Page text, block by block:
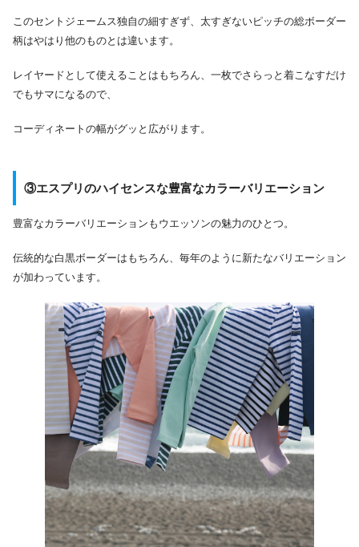
このセントジェームス独自の細すぎず、太すぎないピッチの総ボーダー
柄はやはり他のものとは違います。
レイヤードとして使えることはもちろん、一枚でさらっと着こなすだけ
でもサマになるので、
コーディネートの幅がグッと広がります。
③エスプリのハイセンスな豊富なカラーバリエーション
豊富なカラーバリエーションもウエッソンの魅力のひとつ。
伝統的な白黒ボーダーはもちろん、毎年のように新たなバリエーション
が加わっています。